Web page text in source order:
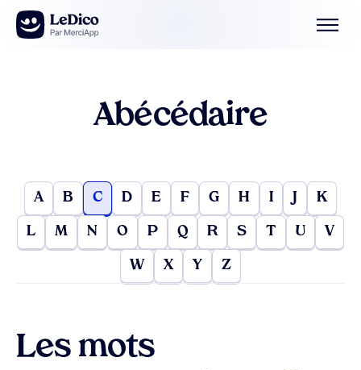
Aller au contenu
Abécédaire
A B C D E F G H I J K
L M N O P Q R S T U V
W X Y Z
Les mots